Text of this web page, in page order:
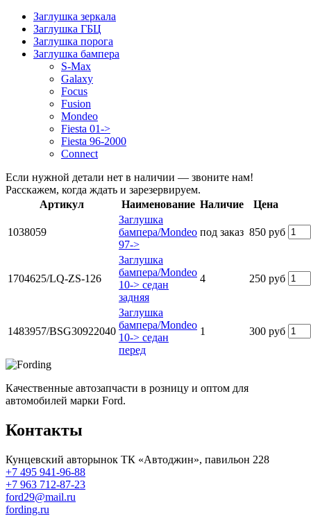
Заглушка зеркала
Заглушка ГБЦ
Заглушка порога
Заглушка бампера
S-Max
Galaxy
Focus
Fusion
Mondeo
Fiesta 01->
Fiesta 96-2000
Connect
Если нужной детали нет в наличии — звоните нам!
Расскажем, когда ждать и зарезервируем.
Артикул
Наименование Наличие Цена
1038059
Заглушка
бампера/Mondeo
97->
под заказ 850 руб
1704625/LQ-ZS-126
Заглушка
бампера/Mondeo
10-> седан
задняя
4 250 руб
1483957/BSG30922040
Заглушка
бампера/Mondeo
10-> седан
перед
1 300 руб
Качественные автозапчасти в розницу и оптом для
автомобилей марки Ford.
Контакты
Кунцевский авторынок ТК «Автоджин», павильон 228
+7 495 941-96-88
+7 963 712-87-23
ford29@mail.ru
fording.ru